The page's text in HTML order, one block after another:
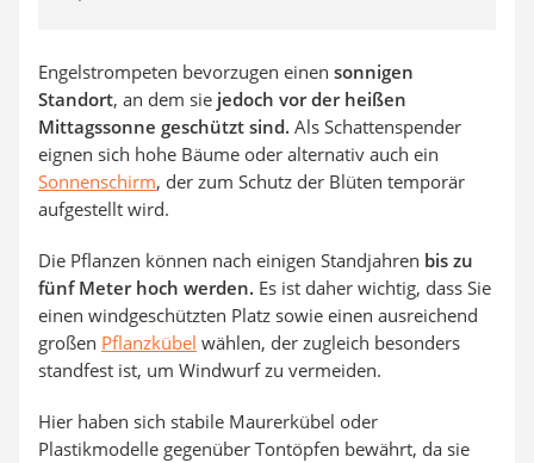
Engelstrompeten bevorzugen einen sonnigen
Standort, an dem sie jedoch vor der heißen
Mittagssonne geschützt sind. Als Schattenspender
eignen sich hohe Bäume oder alternativ auch ein
Sonnenschirm, der zum Schutz der Blüten temporär
aufgestellt wird.
Die Pflanzen können nach einigen Standjahren bis zu
fünf Meter hoch werden. Es ist daher wichtig, dass Sie
einen windgeschützten Platz sowie einen ausreichend
großen Pflanzkübel wählen, der zugleich besonders
standfest ist, um Windwurf zu vermeiden.
Hier haben sich stabile Maurerkübel oder
Plastikmodelle gegenüber Tontöpfen bewährt, da sie